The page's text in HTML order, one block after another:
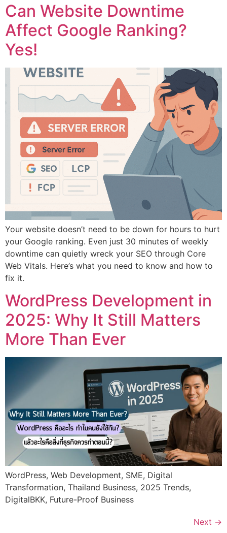
Can Website Downtime
Affect Google Ranking?
Yes!
Your website doesn’t need to be down for hours to hurt
your Google ranking. Even just 30 minutes of weekly
downtime can quietly wreck your SEO through Core
Web Vitals. Here’s what you need to know and how to
fix it.
WordPress Development in
2025: Why It Still Matters
More Than Ever
WordPress, Web Development, SME, Digital
Transformation, Thailand Business, 2025 Trends,
DigitalBKK, Future-Proof Business
Next →